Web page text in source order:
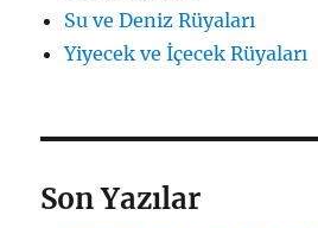
Su ve Deniz Rüyaları
Yiyecek ve İçecek Rüyaları
Son Yazılar